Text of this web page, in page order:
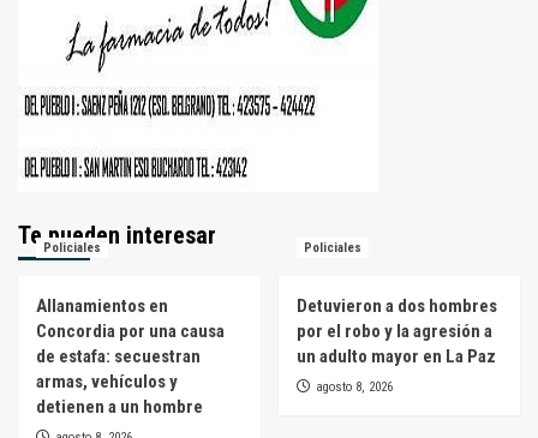
Te pueden interesar
Policiales
Allanamientos en
Concordia por una causa
de estafa: secuestran
armas, vehículos y
detienen a un hombre
Policiales
Detuvieron a dos hombres
por el robo y la agresión a
un adulto mayor en La Paz
agosto 8, 2026